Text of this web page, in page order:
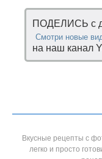
ПОДЕЛИСЬ с
Смотри новые
на наш канал
Вкусные рецепты с
легко и просто